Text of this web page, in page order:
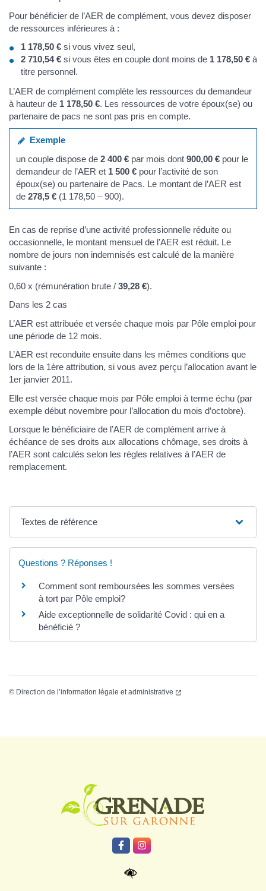
Pour bénéficier de l’AER de complément, vous devez disposer
de ressources inférieures à :
1 178,50 € si vous vivez seul,
2 710,54 € si vous êtes en couple dont moins de 1 178,50 € à
titre personnel.
L’AER de complément complète les ressources du demandeur
à hauteur de 1 178,50 €. Les ressources de votre époux(se) ou
partenaire de pacs ne sont pas pris en compte.
Exemple
un couple dispose de2 400 € par mois dont900,00 € pour le
demandeur de l’AER et 1 500 € pour l’activité de son
époux(se) ou partenaire de Pacs. Le montant de l’AER est
de278,5 € (1 178,50 – 900).
En cas de reprise d’une activité professionnelle réduite ou
occasionnelle, le montant mensuel de l’AER est réduit. Le
nombre de jours non indemnisés est calculé de la manière
suivante :
0,60 x (rémunération brute / 39,28 €).
Dans les 2 cas
L’AER est attribuée et versée chaque mois par Pôle emploi pour
une période de 12 mois.
L’AER est reconduite ensuite dans les mêmes conditions que
lors de la 1ère attribution, si vous avez perçu l’allocation avant le
1er janvier 2011.
Elle est versée chaque mois par Pôle emploi à terme échu (par
exemple début novembre pour l’allocation du mois d’octobre).
Lorsque le bénéficiaire de l’AER de complément arrive à
échéance de ses droits aux allocations chômage, ses droits à
l’AER sont calculés selon les règles relatives à l’AER de
remplacement.
Textes de référence
Questions ? Réponses !
Comment sont remboursées les sommes versées
à tort par Pôle emploi?
Aide exceptionnelle de solidarité Covid : qui en a
bénéficié ?
© Direction de l’information légale et administrative
Lien vers le compte Facebook
Lien vers le compte